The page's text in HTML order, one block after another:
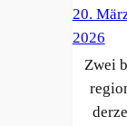
20.
2026
Zwei